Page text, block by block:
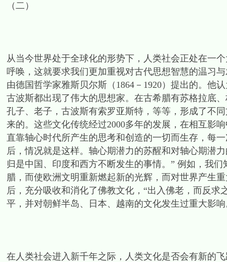
（二）
从当今世界处于全球化的形势下，人类社会正处在一
呼唤，这就要求我们更加重视对古代思想智慧的温习
由德国哲学家雅斯贝尔斯（1864－1920）提出的。他
古波斯都出现了伟大的思想家。在古希腊有苏格拉底
孔子、老子，古波斯有索罗亚斯特，等等，形成了不
来的。这些文化传统经过2000多年的发展，在相互影
直靠轴心时代所产生的思考和创造的一切而生存，每
后，情况就是这样。轴心期潜力的苏醒和对轴心期潜
归是中国、印度和西方不断发生的事情。” 例如，我
腊，而使欧洲文明重新燃起新的光辉，而对世界产生
后，充分吸收和消化了佛教文化，“出入佛老，而反
平，并对朝鲜半岛、日本、越南的文化发生过重大影响
在人类社会进入新千年之际，人类文化是否会有新的